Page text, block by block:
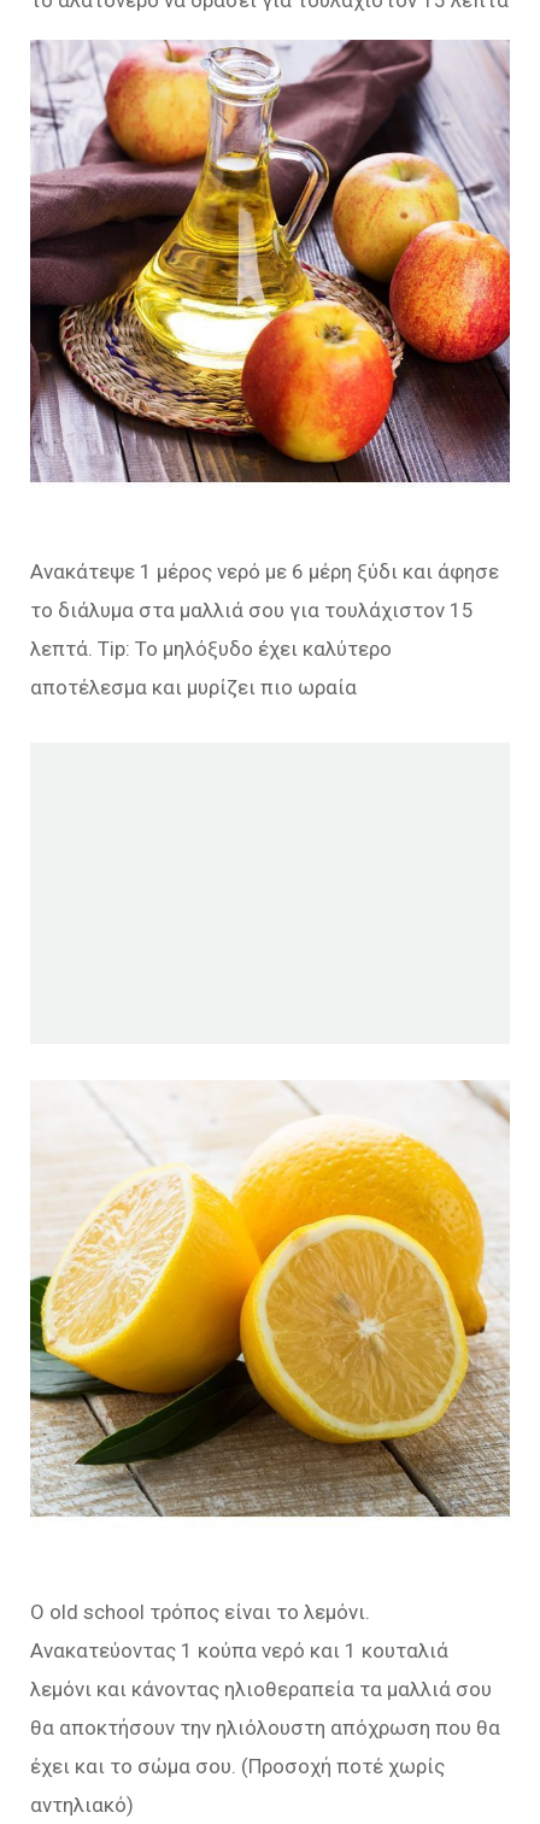
Ανακάτεψε 1 μέρος νερό με 6 μέρη ξύδι και άφησε
το διάλυμα στα μαλλιά σου για τουλάχιστον 15
λεπτά. Tip: Το μηλόξυδο έχει καλύτερο
αποτέλεσμα και μυρίζει πιο ωραία
Ο οld school τρόπος είναι το λεμόνι.
Ανακατεύοντας 1 κούπα νερό και 1 κουταλιά
λεμόνι και κάνοντας ηλιοθεραπεία τα μαλλιά σου
θα αποκτήσουν την ηλιόλουστη απόχρωση που θα
έχει και το σώμα σου. (Προσοχή ποτέ χωρίς
αντηλιακό)